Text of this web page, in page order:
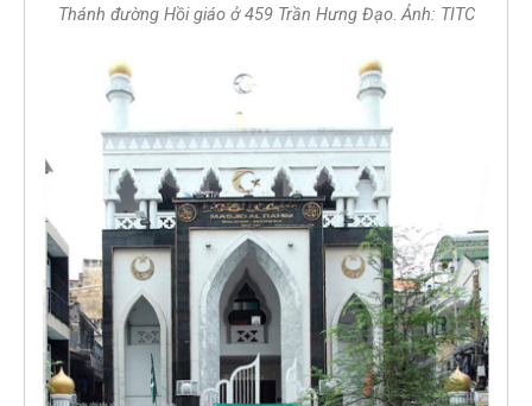
Thánh đường Hồi giáo ở 459 Trần Hưng Đạo.Ảnh: TITC